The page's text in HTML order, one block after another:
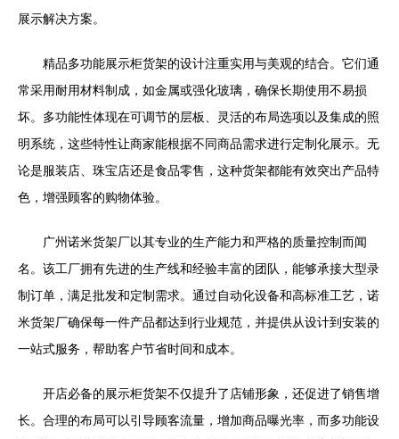
展示解决方案。
精品多功能展示柜货架的设计注重实用与美观的结合。它们通
常采用耐用材料制成，如金属或强化玻璃，确保长期使用不易损
坏。多功能性体现在可调节的层板、灵活的布局选项以及集成的照
明系统，这些特性让商家能根据不同商品需求进行定制化展示。无
论是服装店、珠宝店还是食品零售，这种货架都能有效突出产品特
色，增强顾客的购物体验。
广州诺米货架厂以其专业的生产能力和严格的质量控制而闻
名。该工厂拥有先进的生产线和经验丰富的团队，能够承接大型录
制订单，满足批发和定制需求。通过自动化设备和高标准工艺，诺
米货架厂确保每一件产品都达到行业规范，并提供从设计到安装的
一站式服务，帮助客户节省时间和成本。
开店必备的展示柜货架不仅提升了店铺形象，还促进了销售增
长。合理的布局可以引导顾客流量，增加商品曝光率，而多功能设